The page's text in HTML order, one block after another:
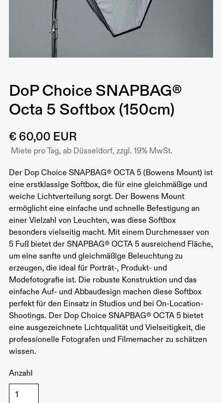
DoP Choice SNAPBAG®
Octa 5 Softbox (150cm)
€ 60,00 EUR
Miete pro Tag, ab Düsseldorf, zzgl. 19% MwSt.
Der Dop Choice SNAPBAG®️ OCTA 5 (Bowens Mount) ist
eine erstklassige Softbox, die für eine gleichmäßige und
weiche Lichtverteilung sorgt. Der Bowens Mount
ermöglicht eine einfache und schnelle Befestigung an
einer Vielzahl von Leuchten, was diese Softbox
besonders vielseitig macht. Mit einem Durchmesser von
5 Fuß bietet der SNAPBAG®️ OCTA 5 ausreichend Fläche,
um eine sanfte und gleichmäßige Beleuchtung zu
erzeugen, die ideal für Porträt-, Produkt- und
Modefotografie ist. Die robuste Konstruktion und das
einfache Auf- und Abbaudesign machen diese Softbox
perfekt für den Einsatz in Studios und bei On-Location-
Shootings. Der Dop Choice SNAPBAG®️ OCTA 5 bietet
eine ausgezeichnete Lichtqualität und Vielseitigkeit, die
professionelle Fotografen und Filmemacher zu schätzen
wissen.
Anzahl